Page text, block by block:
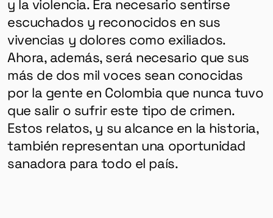
y la violencia. Era necesario sentirse
escuchados y reconocidos en sus
vivencias y dolores como exiliados.
Ahora, además, será necesario que sus
más de dos mil voces sean conocidas
por la gente en Colombia que nunca tuvo
que salir o sufrir este tipo de crimen.
Estos relatos, y su alcance en la historia,
también representan una oportunidad
sanadora para todo el país.